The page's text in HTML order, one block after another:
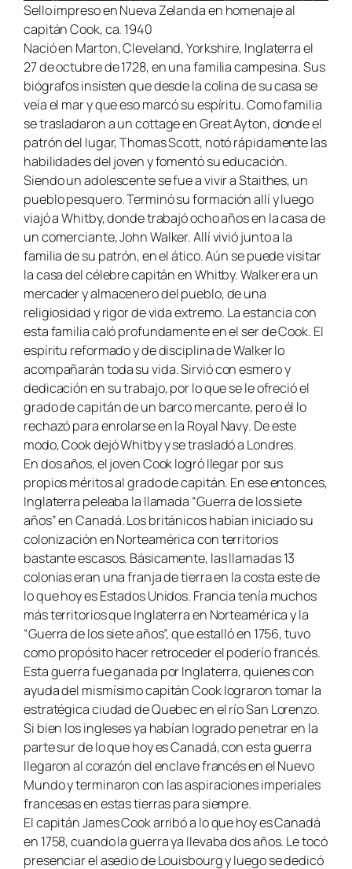
Sello impreso en Nueva Zelanda en homenaje al
capitán Cook, ca. 1940
Nació en Marton, Cleveland, Yorkshire, Inglaterra el
27 de octubre de 1728, en una familia campesina. Sus
biógrafos insisten que desde la colina de su casa se
veía el mar y que eso marcó su espíritu. Como familia
se trasladaron a uncottageen Great Ayton, donde el
patrón del lugar, Thomas Scott, notó rápidamente las
habilidades del joven y fomentó su educación.
Siendo un adolescente se fue a vivir a Staithes, un
pueblo pesquero. Terminó su formación allí y luego
viajó a Whitby, donde trabajó ocho años en la casa de
un comerciante, John Walker. Allí vivió junto a la
familia de su patrón, en el ático. Aún se puede visitar
la casa del célebre capitán en Whitby. Walker era un
mercader y almacenero del pueblo, de una
religiosidad y rigor de vida extremo. La estancia con
esta familia caló profundamente en el ser de Cook. El
espíritu reformado y de disciplina de Walker lo
acompañarán toda su vida. Sirvió con esmero y
dedicación en su trabajo, por lo que se le ofreció el
grado de capitán de un barco mercante, pero él lo
rechazó para enrolarse en la Royal Navy. De este
modo, Cook dejó Whitby y se trasladó a Londres.
En dos años, el joven Cook logró llegar por sus
propios méritos al grado de capitán. En ese entonces,
Inglaterra peleaba la llamada “Guerra de los siete
años” en Canadá. Los británicos habían iniciado su
colonización en Norteamérica con territorios
bastante escasos. Básicamente, las llamadas 13
colonias eran una franja de tierra en la costa este de
lo que hoy es Estados Unidos. Francia tenía muchos
más territorios que Inglaterra en Norteamérica y la
“Guerra de los siete años”, que estalló en 1756, tuvo
como propósito hacer retroceder el poderío francés.
Esta guerra fue ganada por Inglaterra, quienes con
ayuda del mismísimo capitán Cook lograron tomar la
estratégica ciudad de Quebec en el río San Lorenzo.
Si bien los ingleses ya habían logrado penetrar en la
parte sur de lo que hoy es Canadá, con esta guerra
llegaron al corazón del enclave francés en el Nuevo
Mundo y terminaron con las aspiraciones imperiales
francesas en estas tierras para siempre.
El capitán James Cook arribó a lo que hoy es Canadá
en 1758, cuando la guerra ya llevaba dos años. Le tocó
presenciar el asedio de Louisbourg y luego se dedicó